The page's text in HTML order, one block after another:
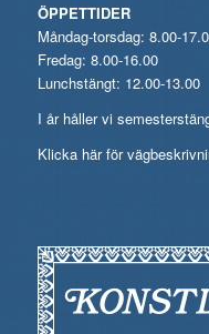
ÖPPETTIDER
Måndag-torsdag: 8.00-
Fredag: 8.00-16.00
Lunchstängt: 12.00-13.00
I år håller vi
Klicka här för